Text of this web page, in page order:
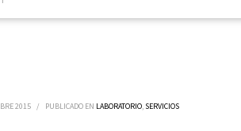
2015 / PUBLICADO EN LABORATORIO, SERVICIOS